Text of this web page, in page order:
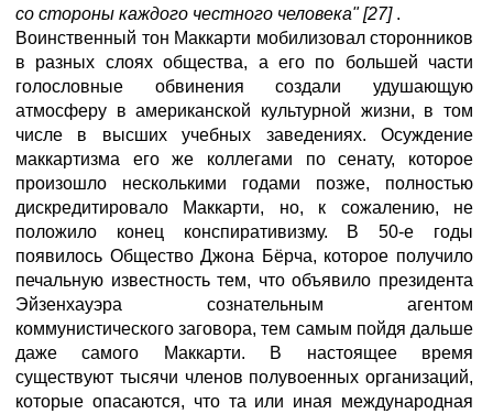
со стороны каждого честного человека" [27] .
Воинственный тон Маккарти мобилизовал сторонников
в разных слоях общества, а его по большей части
голословные обвинения создали удушающую
атмосферу в американской культурной жизни, в том
числе в высших учебных заведениях. Осуждение
маккартизма его же коллегами по сенату, которое
произошло несколькими годами позже, полностью
дискредитировало Маккарти, но, к сожалению, не
положило конец конспиративизму. В 50-е годы
появилось Общество Джона Бёрча, которое получило
печальную известность тем, что объявило президента
Эйзенхауэра сознательным агентом
коммунистического заговора, тем самым пойдя дальше
даже самого Маккарти. В настоящее время
существуют тысячи членов полувоенных организаций,
которые опасаются, что та или иная международная